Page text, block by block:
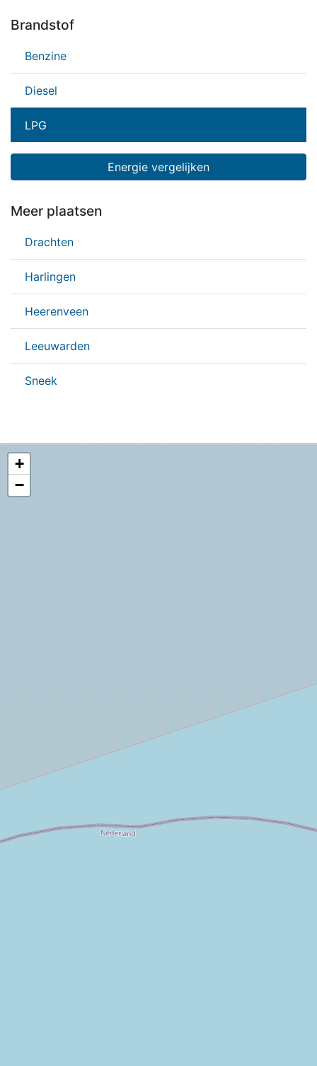
Brandstof
Benzine
Diesel
LPG
Energie vergelijken
Meer plaatsen
Drachten
Harlingen
Heerenveen
Leeuwarden
Sneek
+
−